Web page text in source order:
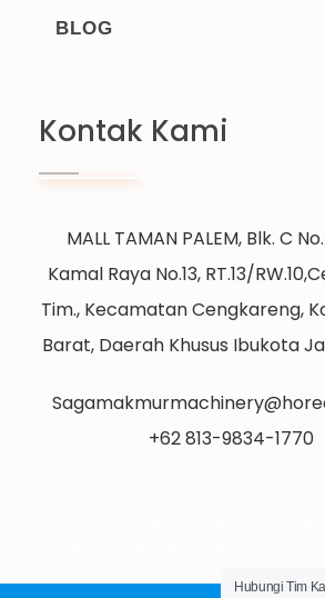
BLOG
Kontak Kami
MALL TAMAN PALEM, Blk. C
Kamal Raya No.13, RT.13/
Tim., Kecamatan Cengkareng,
Barat, Daerah Khusus Ibukota
+62 813-9834-1770
Hubungi Tim